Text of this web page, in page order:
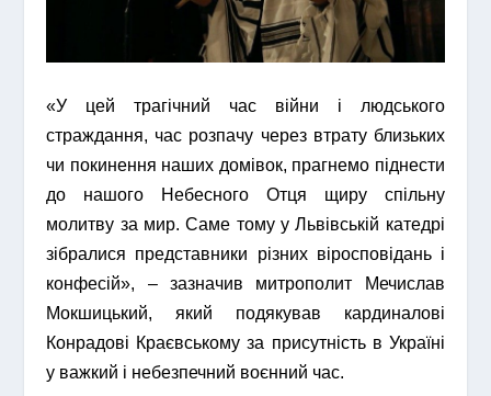
«У цей трагічний час війни і людського
страждання, час розпачу через втрату близьких
чи покинення наших домівок, прагнемо піднести
до нашого Небесного Отця щиру спільну
молитву за мир. Саме тому у Львівській катедрі
зібралися представники різних віросповідань і
конфесій», – зазначив митрополит Мечислав
Мокшицький, який подякував кардиналові
Конрадові Краєвському за присутність в Україні
у важкий і небезпечний воєнний час.